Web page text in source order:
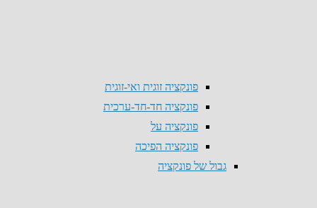
פונקציה זוגית ואי-זוגית
פונקציה חד-חד-ערכית
פונקציה על
פונקציה הפיכה
גבול של פונקציה